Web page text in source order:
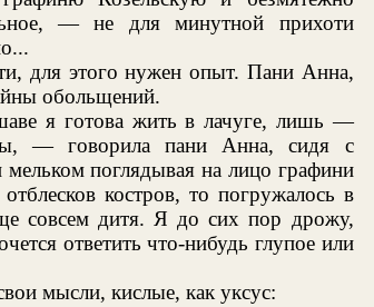
— не для минутной прихоти
для этого нужен опыт. Пани Анна,
обольщений.
я готова жить в лачуге, лишь —
— говорила пани Анна, сидя с
поглядывая на лицо графини
костров, то погружалось в
совсем дитя. Я до сих пор дрожу,
ответить что-нибудь глупое или
мысли, кислые, как уксус: